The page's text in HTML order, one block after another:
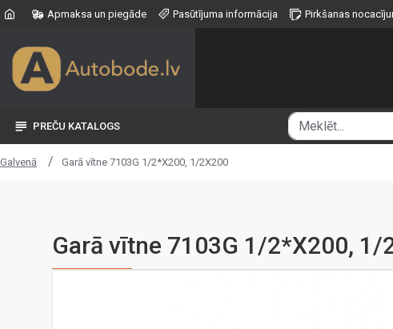
Apmaksa un piegāde Pasūtījuma informācija Pirkšanas
PREČU KATALOGS
Galvenā Garā vītne 7103G 1/2*X200, 1/2X200
Garā vītne 7103G 1/2*X200, 1/